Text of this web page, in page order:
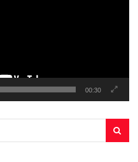
00:30